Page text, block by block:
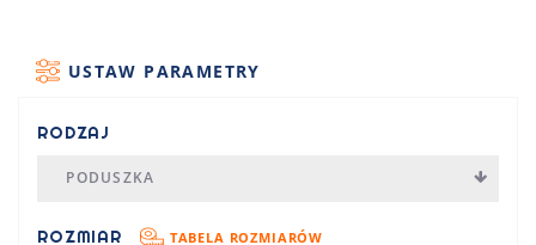
USTAW PARAMETRY
RODZAJ
PODUSZKA
ROZMIAR TABELA ROZMIARÓW